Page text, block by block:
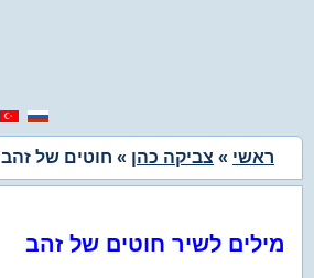
ראשי » צביקה כהן » חוטים של זהב
מילים לשיר חוטים של זהב